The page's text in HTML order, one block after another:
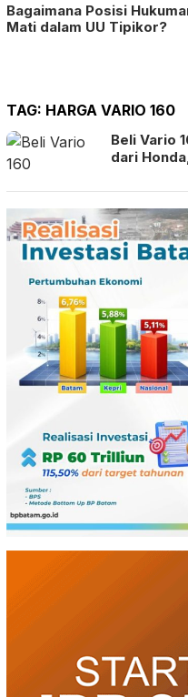
Bagaimana Posisi
Mati dalam UU Tipikor?
TAG: HARGA VARIO 160
Beli Vario
dari